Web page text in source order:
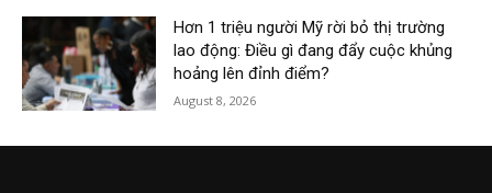
Hơn 1 triệu người Mỹ rời bỏ thị trường
lao động: Điều gì đang đẩy cuộc khủng
hoảng lên đỉnh điểm?
August 8, 2026